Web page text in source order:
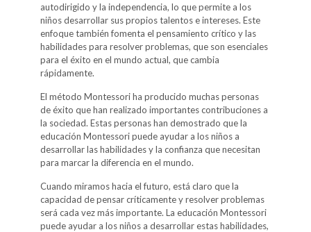
autodirigido y la independencia, lo que permite a los
niños desarrollar sus propios talentos e intereses. Este
enfoque también fomenta el pensamiento crítico y las
habilidades para resolver problemas, que son esenciales
para el éxito en el mundo actual, que cambia
rápidamente.
El método Montessori ha producido muchas personas
de éxito que han realizado importantes contribuciones a
la sociedad. Estas personas han demostrado que la
educación Montessori puede ayudar a los niños a
desarrollar las habilidades y la confianza que necesitan
para marcar la diferencia en el mundo.
Cuando miramos hacia el futuro, está claro que la
capacidad de pensar críticamente y resolver problemas
será cada vez más importante. La educación Montessori
puede ayudar a los niños a desarrollar estas habilidades,